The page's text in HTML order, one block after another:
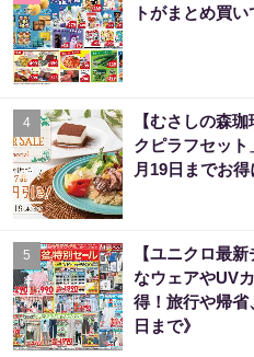
トがまとめ買
4
【むさしの森
クピラフセッ
月19日までお得
5
【ユニクロ最
なウェアやUV
得！旅行や帰省
日まで》